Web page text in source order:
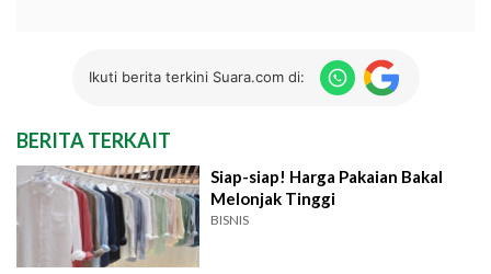
Ikuti berita terkini Suara.com di:
BERITA TERKAIT
Siap-siap! Harga Pakaian Bakal
Melonjak Tinggi
BISNIS